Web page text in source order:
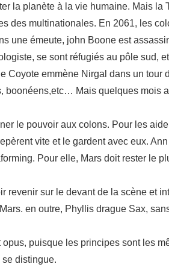
la planète à la vie humaine. Mais
des multinationales. En 2061, les
une émeute, john Boone est
se sont réfugiés au pôle sud,
Coyote emmène Nirgal dans un
boonéens,etc… Mais quelques mois
le pouvoir aux colons. Pour les
vite et le gardent avec eux.
Pour elle, Mars doit rester le
revenir sur le devant de la scène et
en outre, Phyllis drague Sax,
puisque les principes sont les
distingue.